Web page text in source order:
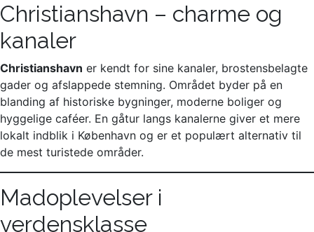
Christianshavn – charme og
kanaler
Christianshavn er kendt for sine kanaler, brostensbelagte
gader og afslappede stemning. Området byder på en
blanding af historiske bygninger, moderne boliger og
hyggelige caféer. En gåtur langs kanalerne giver et mere
lokalt indblik i København og er et populært alternativ til
de mest turistede områder.
Madoplevelser i
verdensklasse